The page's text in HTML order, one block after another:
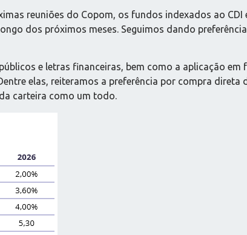
reuniões do Copom, os fundos indexados ao
dos próximos meses. Seguimos dando
e letras financeiras, bem como a aplicação em
elas, reiteramos a preferência por compra direta
carteira como um todo.